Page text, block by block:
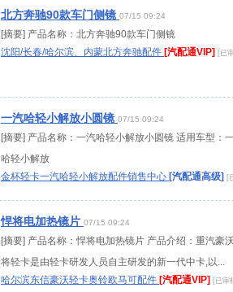
北方奔驰90款车门侧镜 07/15 09:24
[摘要] 产品名称：北方奔驰90款车门侧镜
沈阳/长春/哈尔滨、内蒙北方奔驰配件 [汽配通VIP] [已
一汽哈轻小解放小圆镜 07/15 09:24
[摘要] 产品名称：一汽哈轻小解放小圆镜 适用车型：
哈轻小解放
金杯轻卡一汽哈轻小解放配件销售中心 [汽配通高级] [
悍将电加热镜片 07/15 09:24
[摘要] 产品名称：悍将电加热镜片 产品介绍：重汽豪
将轻卡是由轻卡研发人员自主研发的新一代中卡,以...
哈尔滨东信豪沃轻卡奥铃欧马可配件 [汽配通VIP] [已审